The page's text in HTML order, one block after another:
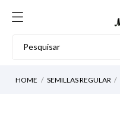
HOME SEMILLAS REGULAR